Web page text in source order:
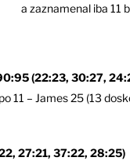
a zaznamenal iba 11
(22:23, 30:27,
11 – James 25 (13
27:21, 37:22, 28:25)